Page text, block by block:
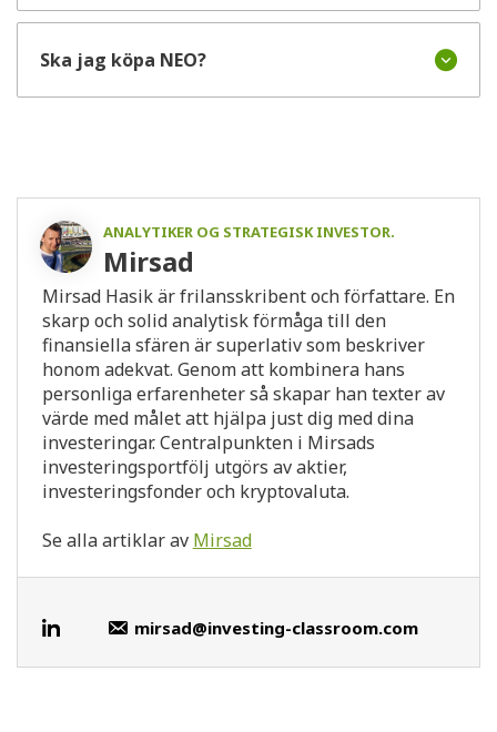
Ska jag köpa NEO?
ANALYTIKER OG STRATEGISK INVESTOR.
Mirsad
Mirsad Hasik är frilansskribent och författare. En
skarp och solid analytisk förmåga till den
finansiella sfären är superlativ som beskriver
honom adekvat. Genom att kombinera hans
personliga erfarenheter så skapar han texter av
värde med målet att hjälpa just dig med dina
investeringar. Centralpunkten i Mirsads
investeringsportfölj utgörs av aktier,
investeringsfonder och kryptovaluta.
Se alla artiklar av Mirsad
mirsad@investing-classroom.com